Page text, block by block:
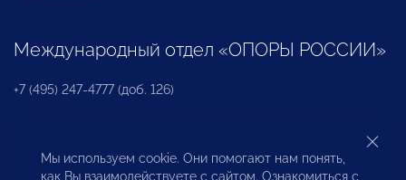
Международный отдел «ОПОРЫ РОССИИ»
+7 (495) 247-4777 (доб. 126)
Бюро по защите прав предпринимателей и
инвесторов
Мы используем cookie. Они помогают нам понять,
как Вы взаимодействуете с сайтом. Ознакомиться с